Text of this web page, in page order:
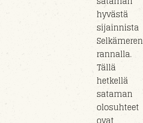
hyvästä
sijainnista
Selkämeren
rannalla.
Tällä
hetkellä
sataman
olosuhteet